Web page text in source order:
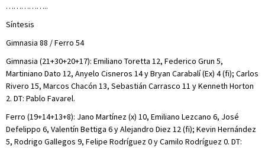
……………..
Síntesis
Gimnasia 88 / Ferro 54
Gimnasia (21+30+20+17): Emiliano Toretta 12, Federico Grun 5,
Martiniano Dato 12, Anyelo Cisneros 14 y Bryan Carabalí (Ex) 4 (fi); Carlos
Rivero 15, Marcos Chacón 13, Sebastián Carrasco 11 y Kenneth Horton
2. DT: Pablo Favarel.
Ferro (19+14+13+8): Jano Martínez (x) 10, Emiliano Lezcano 6, José
Defelippo 6, Valentín Bettiga 6 y Alejandro Diez 12 (fi); Kevin Hernández
5, Rodrigo Gallegos 9, Felipe Rodríguez 0 y Camilo Rodríguez 0. DT: